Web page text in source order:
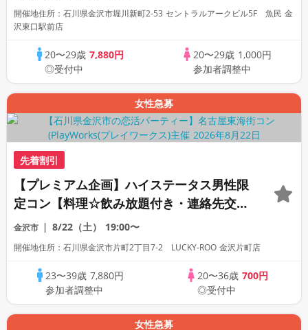
開催地住所：石川県金沢市堀川新町2-53 セントラルアークビル5F 魚民 金
沢東口駅前店
20〜29歳7,880円
◎受付中
20〜29歳 1,000円
参加者調整中
女性急募
先着割引
【プレミアム企画】ハイステータス男性限
定コン【料理☆飲み放題付き・連絡先交換
あり・完全着席型】１名参加多数・初参加
も大歓迎☆
金沢市 8/22（土） 19:00〜
開催地住所：石川県金沢市片町2丁目7-2 LUCKY-ROO 金沢片町店
23〜39歳 7,880円
参加者調整中
20〜36歳 700円
◎受付中
女性急募